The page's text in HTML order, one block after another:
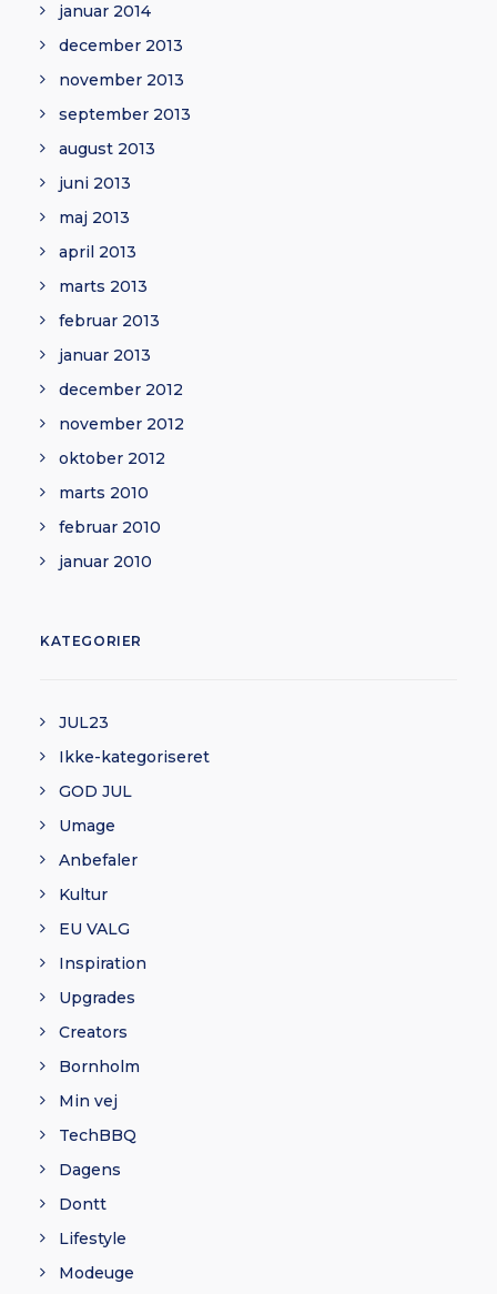
januar 2014
december 2013
november 2013
september 2013
august 2013
juni 2013
maj 2013
april 2013
marts 2013
februar 2013
januar 2013
december 2012
november 2012
oktober 2012
marts 2010
februar 2010
januar 2010
KATEGORIER
JUL23
Ikke-kategoriseret
GOD JUL
Umage
Anbefaler
Kultur
EU VALG
Inspiration
Upgrades
Creators
Bornholm
Min vej
TechBBQ
Dagens
Dontt
Lifestyle
Modeuge